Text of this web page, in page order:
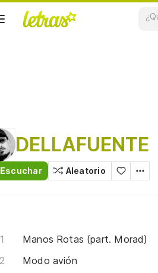
DELLAFUENTE
Escuchar Aleatorio
Manos Rotas (part. Morad)
Modo avión